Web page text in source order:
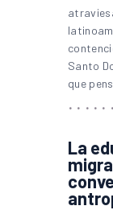
Santo
que
La